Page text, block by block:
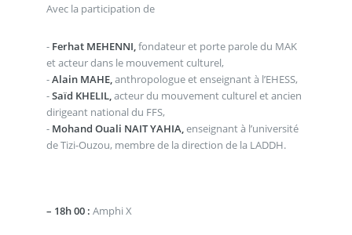
Avec la participation de
- Ferhat MEHENNI,fondateur et porte parole du MAK
et acteur dans le mouvement culturel,
-Alain MAHE,anthropologue et enseignant à l’EHESS,
-Saïd KHELIL,acteur du mouvement culturel et ancien
dirigeant national du FFS,
- Mohand Ouali NAIT YAHIA,enseignant à l’université
de Tizi-Ouzou, membre de la direction de la LADDH.
– 18h 00 : Amphi X